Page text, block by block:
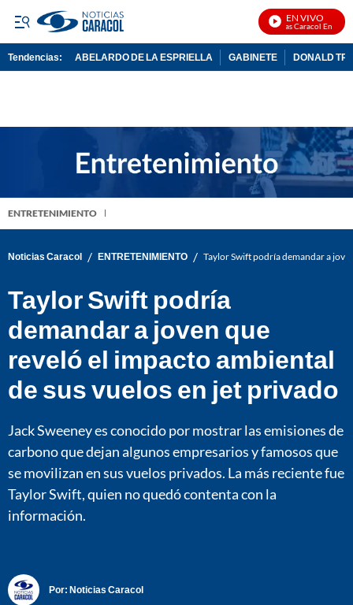
EN VIVO
Noticias Caracol En Vivo
Tendencias: ABELARDO DE LA ESPRIELLA GABINETE DONALD
ENTRETENIMIENTO
Noticias Caracol / ENTRETENIMIENTO / Taylor Swift podría demandar a
Taylor Swift podría
demandar a joven que
reveló el impacto ambiental
de sus vuelos en jet privado
Jack Sweeney es conocido por mostrar las emisiones de
carbono que dejan algunos empresarios y famosos que
se movilizan en sus vuelos privados. La más reciente fue
Taylor Swift, quien no quedó contenta con la
información.
Por: Noticias Caracol